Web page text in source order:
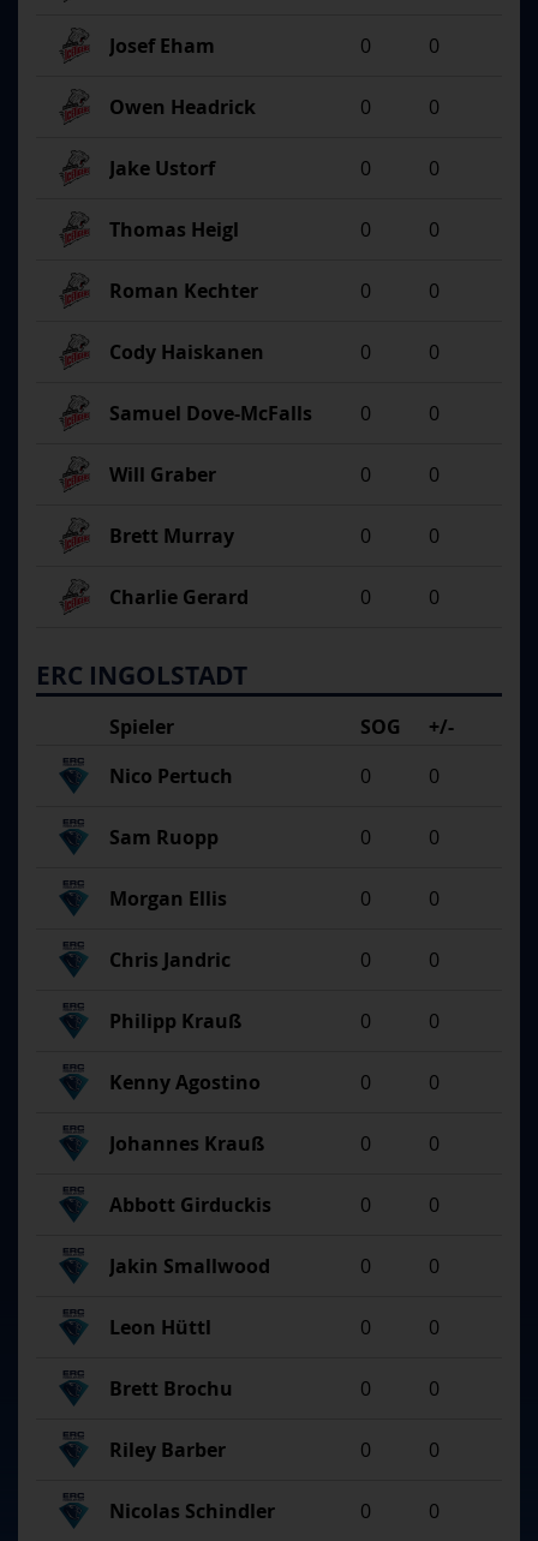
Josef Eham 0 0
Owen Headrick 0 0
Jake Ustorf 0 0
Thomas Heigl 0 0
Roman Kechter 0 0
Cody Haiskanen 0 0
Samuel Dove-McFalls 0 0
Will Graber 0 0
Brett Murray 0 0
Charlie Gerard 0 0
ERC INGOLSTADT
Spieler SOG
+/-
Nico Pertuch
0 0
Sam Ruopp 0 0
Morgan Ellis 0 0
Chris Jandric 0 0
Philipp Krauß 0 0
Kenny Agostino 0 0
Johannes Krauß 0 0
Abbott Girduckis 0 0
Jakin Smallwood 0 0
Leon Hüttl 0 0
Brett Brochu 0 0
Riley Barber 0 0
Nicolas Schindler 0 0